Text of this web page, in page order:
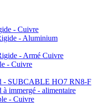
- Cuivre
- Aluminium
- Armé Cuivre
- Cuivre
- SUBCABLE HO7 RN8-F
à immergé - alimentaire
- Cuivre